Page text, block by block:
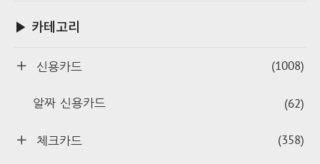
▶ 카테고리
신용카드 (1008)
알짜 신용카드 (62)
체크카드 (358)